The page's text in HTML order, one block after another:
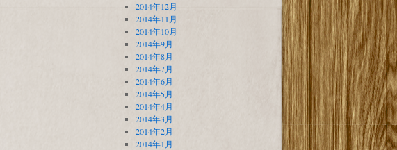
2014年12月
2014年11月
2014年10月
2014年9月
2014年8月
2014年7月
2014年6月
2014年5月
2014年4月
2014年3月
2014年2月
2014年1月